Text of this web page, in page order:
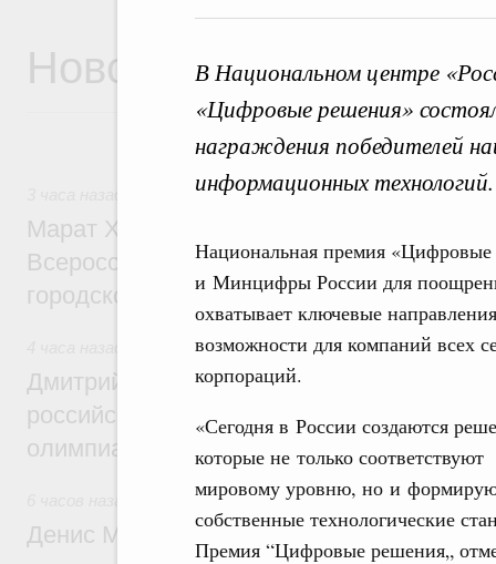
В Национальном центре
«Цифровые решения»
награждения победителей
информационных технологий.
Национальная премия
и Минцифры России для
охватывает ключевые
возможности для компаний всех
корпораций.
«Сегодня в России создаются
которые не только соответствуют
мировому уровню, но и
собственные технологические
Премия “Цифровые решения„
Новости
Экономика городов. Городская среда
Марат Хуснуллин провёл заседание
Всероссийского конкурса лучших
городской среды
Отрасль информационных технологий
Дмитрий Чернышенко и Сергей Кравцов
российскую сборную с победой на
олимпиаде по искусственному
Общие вопросы промышленной политики
Денис Мантуров посетил Ярославскую